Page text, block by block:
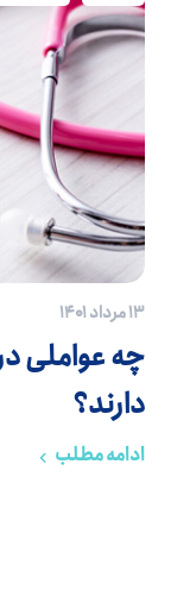
۱۳ مرداد ۱۴۰۱
چه عواملی
دارند؟
ادامه مطلب